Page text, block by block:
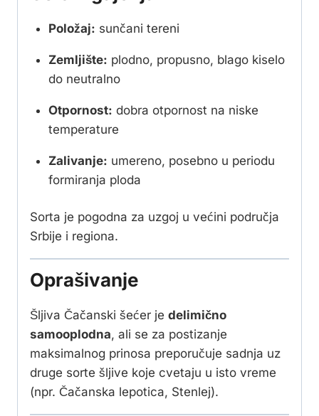
Položaj: sunčani tereni
Zemljište: plodno, propusno, blago kiselo
do neutralno
Otpornost: dobra otpornost na niske
temperature
Zalivanje: umereno, posebno u periodu
formiranja ploda
Sorta je pogodna za uzgoj u većini područja
Srbije i regiona.
Oprašivanje
Šljiva Čačanski šećer je delimično
samooplodna, ali se za postizanje
maksimalnog prinosa preporučuje sadnja uz
druge sorte šljive koje cvetaju u isto vreme
(npr. Čačanska lepotica, Stenlej).